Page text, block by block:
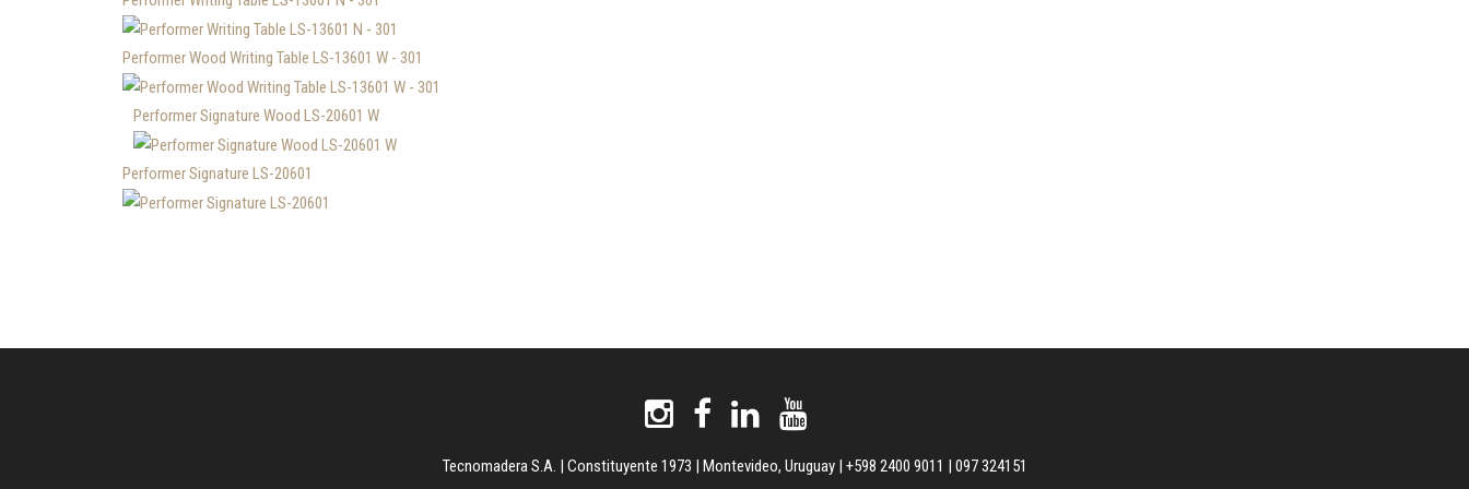
Performer Wood Writing Table LS-13601 W - 301
Performer Signature Wood LS-20601 W
Performer Signature LS-20601
Tecnomadera S.A. | Constituyente 1973 | Montevideo, Uruguay | +598 2400 9011 | 097 324151